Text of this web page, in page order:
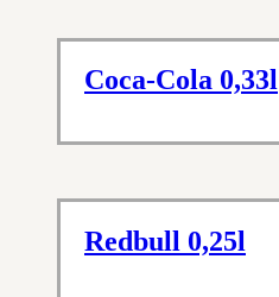
Coca-Cola 0,33l
Redbull 0,25l